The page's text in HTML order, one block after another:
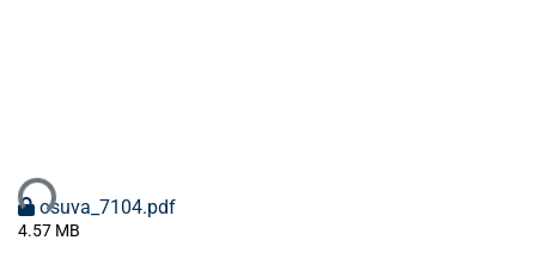
osuva_7104.pdf
4.57 MB